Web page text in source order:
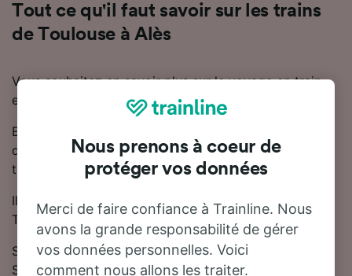
Tout ce qu'il faut savoir sur les trains
de Toulouse à Alès
Vous souhaitez en savoir plus sur le voyage en train
entre Toulouse et Alès ? Ne cherchez pas plus loin.
En moyenne, le trajet en train entre Toulouse et Alès
dure 4 heures 38 minutes. Chaque jour, environ 13
trains trains circulent sur cette ligne.
Il y aura 1 correspondance lors de votre trajet entre
Toulouse et Alès, car il n'y a pas de train direct.
Sur cette ligne, les trains sont exploités par TGV et
SNCF.
Nous prenons à coeur de
protéger vos données
Merci de faire confiance à Trainline. Nous
avons la grande responsabilité de gérer
vos données personnelles. Voici
comment nous allons les traiter.